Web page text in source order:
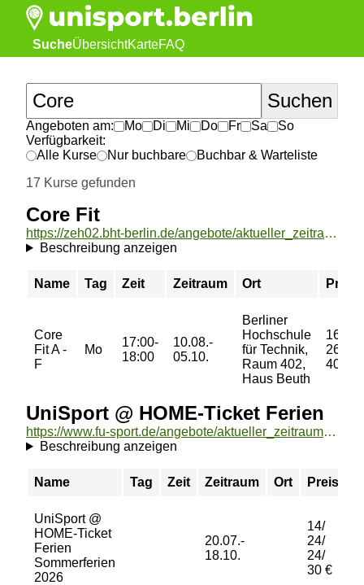
SucheÜbersichtKarteFAQ
Angeboten am: Mo Di Mi Do Fr Sa
So
Verfügbarkeit:
Alle Kurse
Nur buchbare
Buchbar & Warteliste
17 Kurse gefunden
Core Fit
https://zeh02.bht-berlin.de/angebote/aktueller_zeitraum/_Core_Fit.html
Beschreibung anzeigen
Name Tag Zeit Zeitraum Ort Preis
Core
Fit A -
F
Mo
17:00-
18:00
10.08.-
05.10.
Berliner
Hochschule
für Technik,
Raum 402,
Haus Beuth
16/
26/
40 €
UniSport @ HOME-Ticket Ferien
https://www.fu-sport.de/angebote/aktueller_zeitraum/_UniSport___HOME-Ticket_Ferien.html
Beschreibung anzeigen
Name Tag Zeit Zeitraum Ort Preis
UniSport @
HOME-Ticket
Ferien
Sommerferien
2026
20.07.-
18.10.
14/
24/
24/
30 €